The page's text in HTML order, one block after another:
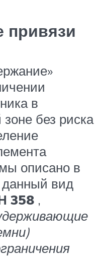
в
без риска
описано в
вид
358 ,